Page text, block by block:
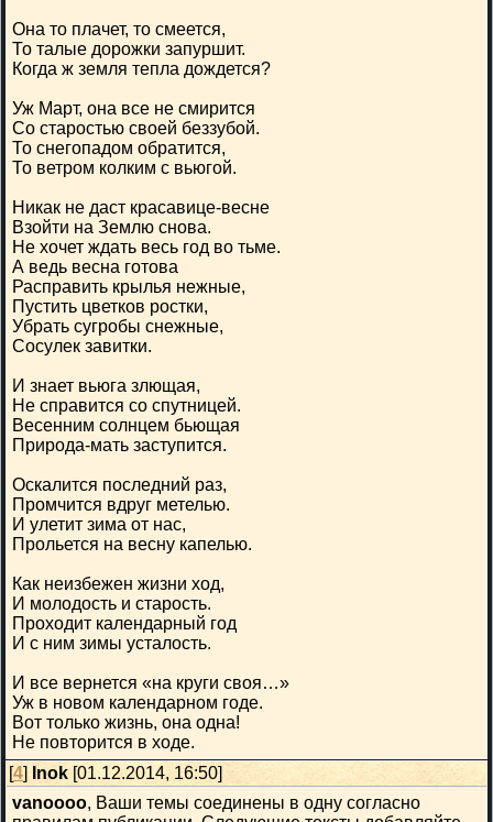
Она то плачет, то смеется,
То талые дорожки запуршит.
Когда ж земля тепла дождется?
Уж Март, она все не смирится
Со старостью своей беззубой.
То снегопадом обратится,
То ветром колким с вьюгой.
Никак не даст красавице-весне
Взойти на Землю снова.
Не хочет ждать весь год во тьме.
А ведь весна готова
Расправить крылья нежные,
Пустить цветков ростки,
Убрать сугробы снежные,
Сосулек завитки.
И знает вьюга злющая,
Не справится со спутницей.
Весенним солнцем бьющая
Природа-мать заступится.
Оскалится последний раз,
Промчится вдруг метелью.
И улетит зима от нас,
Прольется на весну капелью.
Как неизбежен жизни ход,
И молодость и старость.
Проходит календарный год
И с ним зимы усталость.
И все вернется «на круги своя…»
Уж в новом календарном годе.
Вот только жизнь, она одна!
Не повторится в ходе.
[4] Inok [01.12.2014, 16:50]
vanoooo, Ваши темы соединены в одну согласно